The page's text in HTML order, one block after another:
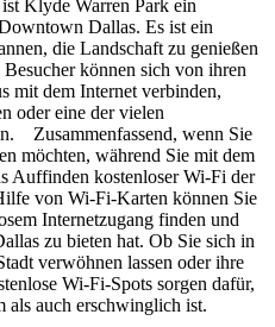
Klyde Warren Park ein
Dallas. Es ist ein
die Landschaft zu genießen
können sich von ihren
mit dem Internet verbinden,
oder eine der vielen
Zusammenfassend, wenn Sie
möchten, während Sie mit dem
Auffinden kostenloser Wi-Fi der
von Wi-Fi-Karten können Sie
Internetzugang finden und
zu bieten hat. Ob Sie sich in
verwöhnen lassen oder ihre
Wi-Fi-Spots sorgen dafür,
als auch erschwinglich ist.